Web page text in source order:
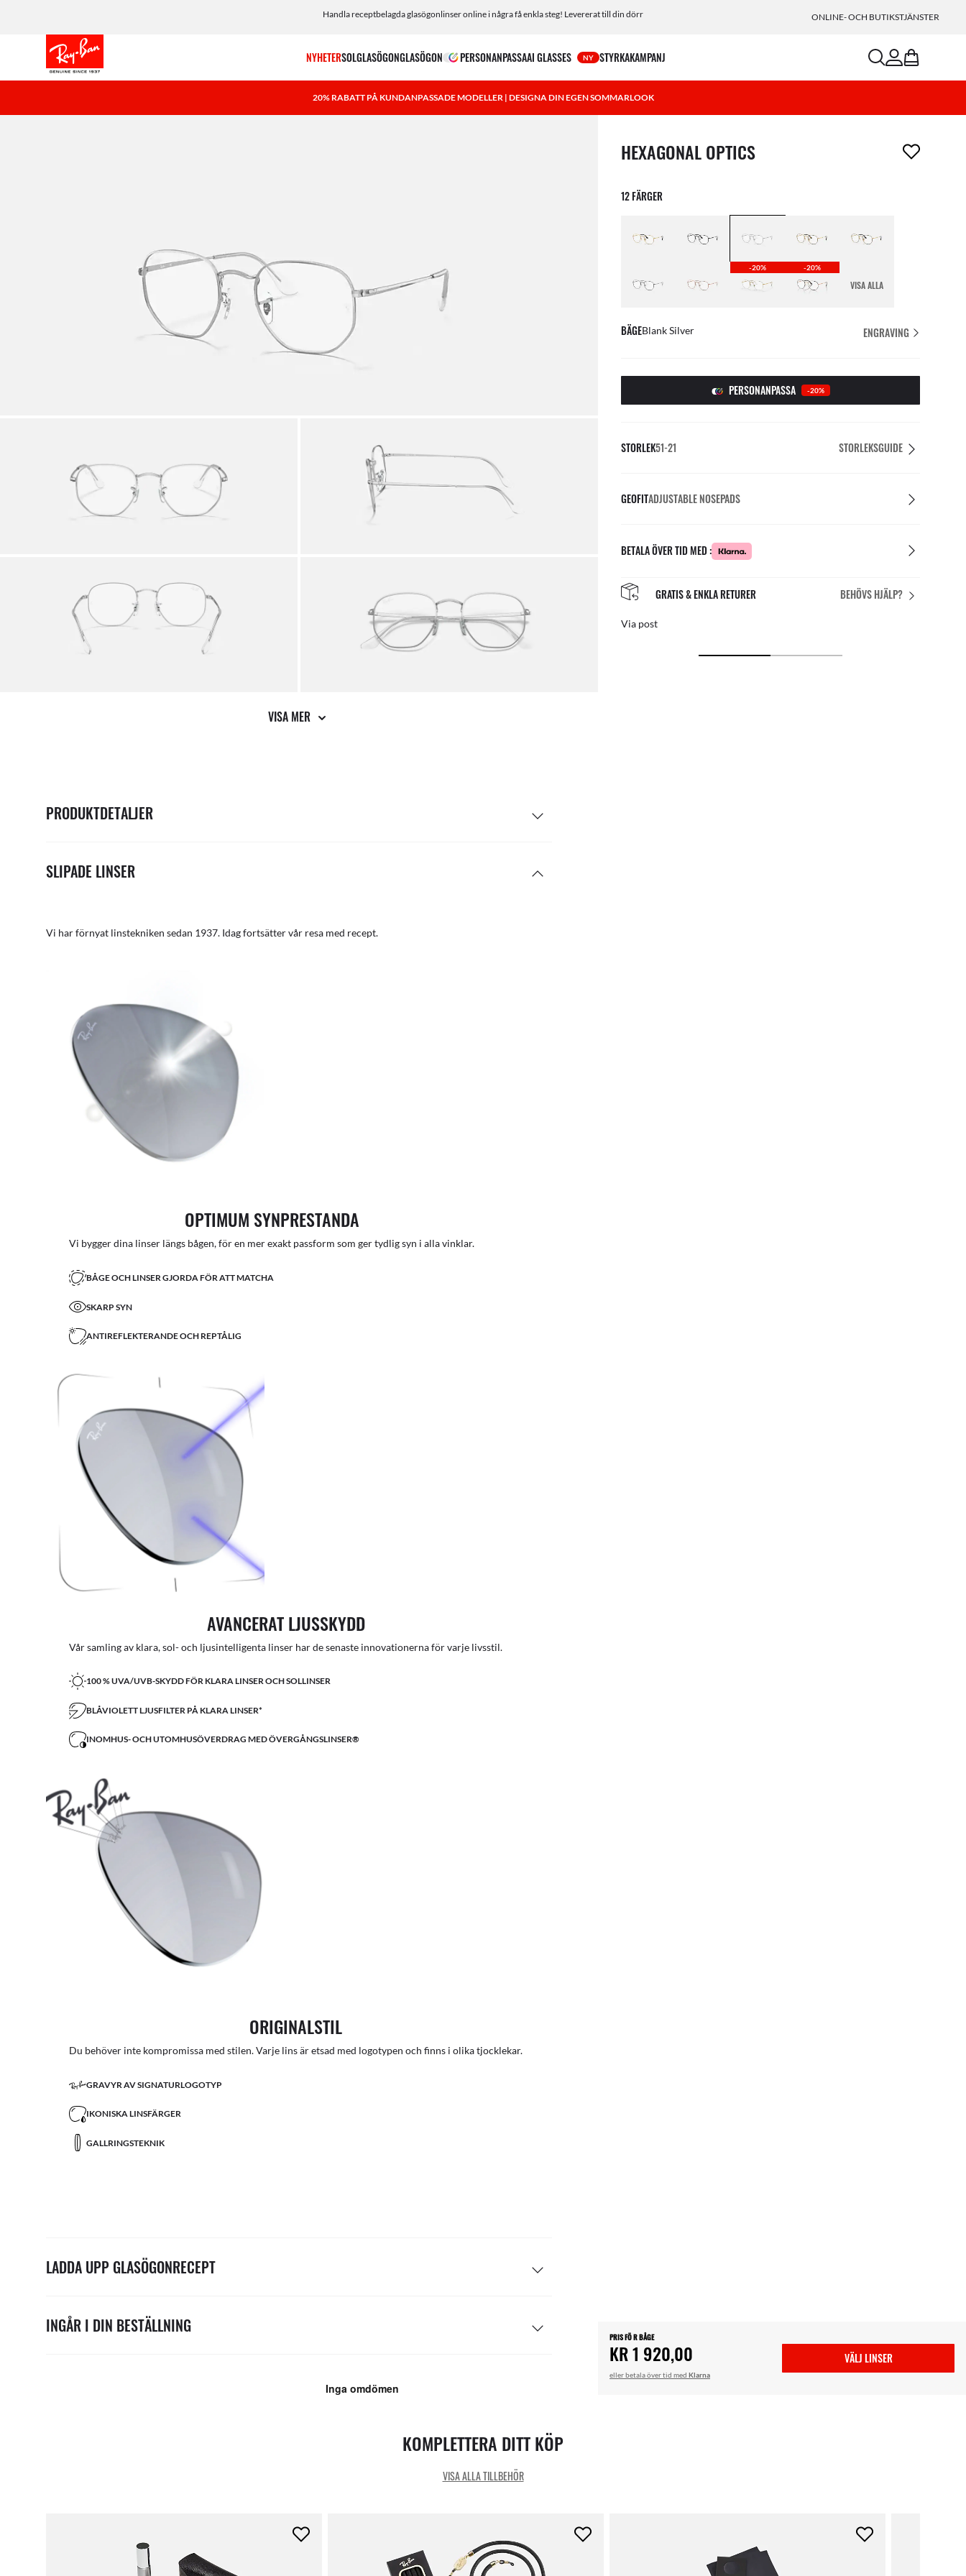
Handla receptbelagda glasögonlinser online i några få enkla steg! Levererat till din dörr ONLINE- OCH BUTIKSTJÄNSTER
NYHETERSOLGLASÖGONGLASÖGON PERSONANPASSAAI GLASSES NY STYRKAKAMPANJ searchaccount
bag
20% RABATT PÅ KUNDANPASSADE MODELLER | DESIGNA DIN EGEN SOMMARLOOK
VISA MER
PRODUKTDETALJER
SLIPADE LINSER
Vi har förnyat linstekniken sedan 1937. Idag fortsätter vår resa med recept.
OPTIMUM SYNPRESTANDA
Vi bygger dina linser längs bågen, för en mer exakt passform som ger tydlig syn i alla vinklar.
BÅGE OCH LINSER GJORDA FÖR ATT MATCHA
SKARP SYN
ANTIREFLEKTERANDE OCH REPTÅLIG
AVANCERAT LJUSSKYDD
Vår samling av klara, sol- och ljusintelligenta linser har de senaste innovationerna för varje livsstil.
100 % UVA/UVB-SKYDD FÖR KLARA LINSER OCH SOLLINSER
BLÅVIOLETT LJUSFILTER PÅ KLARA LINSER*
INOMHUS- OCH UTOMHUSÖVERDRAG MED ÖVERGÅNGSLINSER®
ORIGINALSTIL
Du behöver inte kompromissa med stilen. Varje lins är etsad med logotypen och finns i olika tjocklekar.
GRAVYR AV SIGNATURLOGOTYP
IKONISKA LINSFÄRGER
GALLRINGSTEKNIK
LADDA UPP GLASÖGONRECEPT
INGÅR I DIN BESTÄLLNING
1 artikel har tagits bort från din önskelista
HEXAGONAL OPTICS
12 FÄRGER
-20% -20%
VISA ALLA
BÄGEBlank Silver ENGRAVING
PERSONANPASSA -20%
STORLEK51-21 STORLEKSGUIDE
GEOFITADJUSTABLE NOSEPADS
BETALA ÖVER TID MED :
BEHÖVS HJÄLP?
GRATIS & ENKLA RETURER PERFEKT PASSFORM
Gratis personanpassningar
PRIS FÖ R BÅGE
KR 1 920,00
eller betala över tid med Klarna
VÄLJ LINSER
KOMPLETTERA DITT KÖP
VISA ALLA TILLBEHÖR